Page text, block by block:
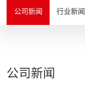
公司新闻 行业新闻
公司新闻